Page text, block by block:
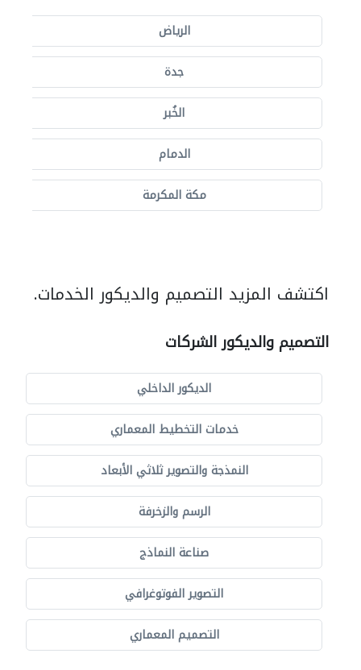
الرياض
جدة
الخُبر
الدمام
مكة المكرمة
اكتشف المزيد التصميم والديكور الخدمات.
التصميم والديكور الشركات
الديكور الداخلي
خدمات التخطيط المعماري
النمذجة والتصوير ثلاثي الأبعاد
الرسم والزخرفة
صناعة النماذج
التصوير الفوتوغرافي
التصميم المعماري